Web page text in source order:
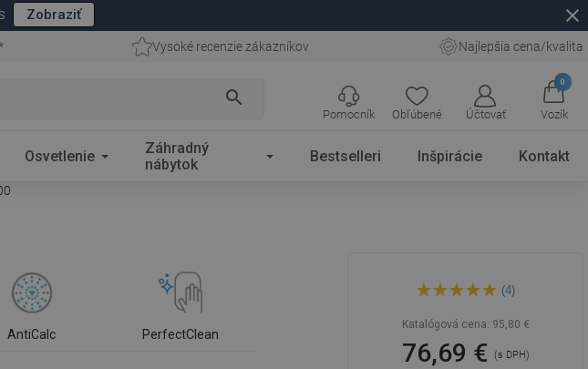
Zobraziť close
Vysoké recenzie zákazníkov Najlepšia cena/kvalita
search
Obľúbené Účtovať
0
Vozík
Pomocník
Osvetlenie
Záhradný
nábytok
Bestselleri Inšpirácie Kontakt
AntiCalc PerfectClean
Mexen X40 sprchový stĺp,
chróm - 798404091-00
(4)
Katalógová cena: 95,80 €
76,69 € (s DPH)